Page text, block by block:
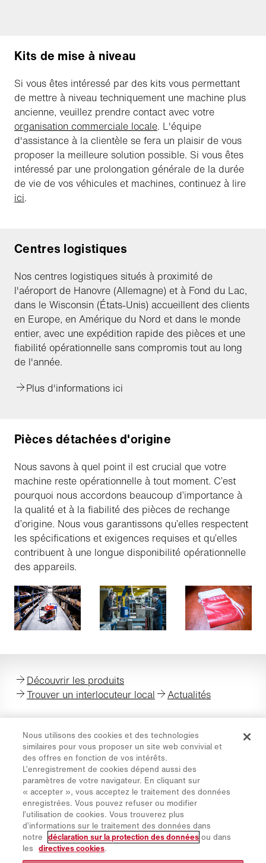
Kits de mise à niveau
Si vous êtes intéressé par des kits vous permettant
de mettre à niveau techniquement une machine plus
ancienne, veuillez prendre contact avec votre
organisation commerciale locale. L'équipe
d'assistance à la clientèle se fera un plaisir de vous
proposer la meilleure solution possible. Si vous êtes
intéressé par une prolongation générale de la durée
de vie de vos véhicules et machines, continuez à lire
ici.
Centres logistiques
Nos centres logistiques situés à proximité de
l'aéroport de Hanovre (Allemagne) et à Fond du Lac,
dans le Wisconsin (États-Unis) accueillent des clients
en Europe, en Amérique du Nord et dans le monde
entier, avec une expédition rapide des pièces et une
fiabilité opérationnelle sans compromis tout au long
de l'année.
Plus d'informations ici
Pièces détachées d'origine
Nous savons à quel point il est crucial que votre
machine reste opérationnelle à tout moment. C’est
pourquoi nous accordons beaucoup d’importance à
la qualité et à la fiabilité des pièces de rechange
d’origine. Nous vous garantissons qu’elles respectent
les spécifications et exigences requises et qu’elles
contribuent à une longue disponibilité opérationnelle
des appareils.
Découvrir les produits
Trouver un interlocuteur local
Actualités
Protection des données
Directive cookies
Mentions légales
Avis de non-responsabilité
Newsletter
Pièces de rechange
Nous utilisons des cookies et des technologies
similaires pour vous proposer un site web convivial et
des offres en fonction de vos intérêts.
L’enregistrement de cookies dépend aussi des
paramètres de votre navigateur. En cliquant sur
« accepter », vous acceptez le traitement des données
enregistrées. Vous pouvez refuser ou modifier
l’utilisation de cookies. Vous trouverez plus
d’informations sur le traitement des données dans
notre déclaration sur la protection des données ou dans
les directives cookies.